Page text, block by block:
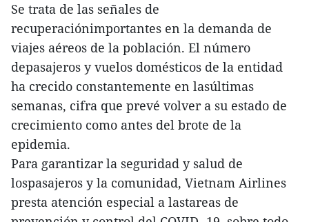
Se trata de las señales de
recuperaciónimportantes en la demanda de
viajes aéreos de la población. El número
depasajeros y vuelos domésticos de la entidad
ha crecido constantemente en lasúltimas
semanas, cifra que prevé volver a su estado de
crecimiento como antes del brote de la
epidemia.
Para garantizar la seguridad y salud de
lospasajeros y la comunidad, Vietnam Airlines
presta atención especial a lastareas de